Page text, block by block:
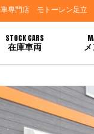
車専門店 モトーレン足立
STOCK CARS
在庫車両
スカージョンご契約ありがとう